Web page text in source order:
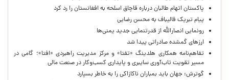
پاکستان اتهام طالبان درباره قاچاق اسلحه به افغانستان را رد کرد
پیام تبریک قالیباف به محسن رضایی
رونمایی انصارالله از قدرتنمایی جدید یمنی‌ها
ارزهای گمشده صادراتی پیدا شد
تفاهم‌نامه همکاری هلدینگ «تفتا» و مرکز مدیریت راهبردی «افتا»؛ گامی در
مسیر تقویت تاب‌آوری سایبری و پایداری کسب‌وکار در صنعت مالی
گوترش: جهان باید بمباران ناکازاکی را به‌ خاطر بسپارد